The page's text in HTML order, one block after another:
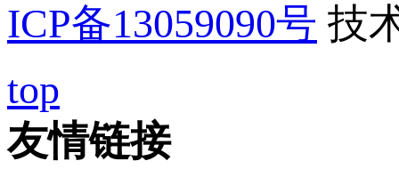
ICP备13059090号 技
top
友情链接